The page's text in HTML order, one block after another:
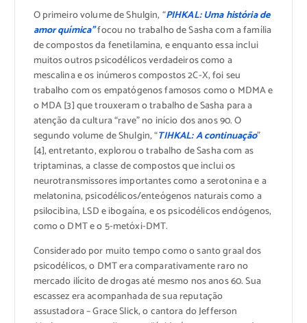
O primeiro volume de Shulgin, “PIHKAL: Uma história de
amor química”focou no trabalho de Sasha com a família
de compostos da fenetilamina, e enquanto essa inclui
muitos outros psicodélicos verdadeiros como a
mescalina e os inúmeros compostos 2C-X, foi seu
trabalho com os empatógenos famosos como o MDMA e
o MDA [3] que trouxeram o trabalho de Sasha para a
atenção da cultura “rave” no início dos anos 90. O
segundo volume de Shulgin, “TIHKAL: A continuação”
[4], entretanto, explorou o trabalho de Sasha com as
triptaminas, a classe de compostos que inclui os
neurotransmissores importantes como a serotonina e a
melatonina, psicodélicos/enteógenos naturais como a
psilocibina, LSD e ibogaína, e os psicodélicos endógenos,
como o DMT e o 5-metóxi-DMT.
Considerado por muito tempo como o santo graal dos
psicodélicos, o DMT era comparativamente raro no
mercado ilícito de drogas até mesmo nos anos 60. Sua
escassez era acompanhada de sua reputação
assustadora – Grace Slick, o cantora do Jefferson